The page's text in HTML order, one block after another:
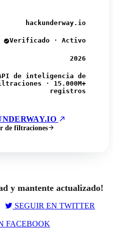
hackunderway.io
Verificado · Activo
2026
de inteligencia de
· 15.000M+
registros
de filtraciones
y mantente actualizado!
SEGUIR EN TWITTER
FACEBOOK